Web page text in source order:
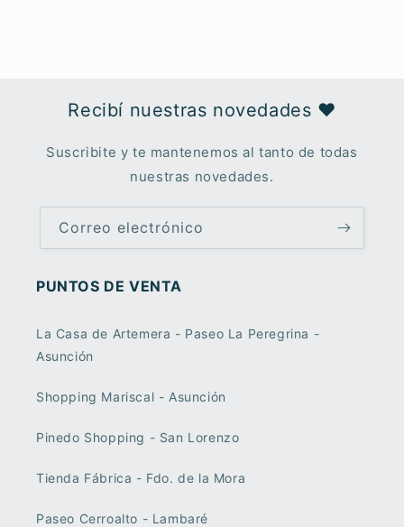
Recibí nuestras novedades ♥︎
Suscribite y te mantenemos al tanto de todas
nuestras novedades.
Correo electrónico
PUNTOS DE VENTA
La Casa de Artemera - Paseo La Peregrina -
Asunción
Shopping Mariscal - Asunción
Pinedo Shopping - San Lorenzo
Tienda Fábrica - Fdo. de la Mora
Paseo Cerroalto - Lambaré